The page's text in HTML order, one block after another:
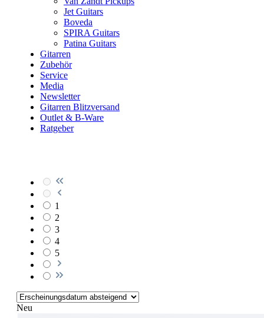
Jet Guitars
Boveda
SPIRA Guitars
Patina Guitars
Gitarren
Zubehör
Service
Media
Newsletter
Gitarren Blitzversand
Outlet & B-Ware
Ratgeber
1
2
3
4
5
Neu